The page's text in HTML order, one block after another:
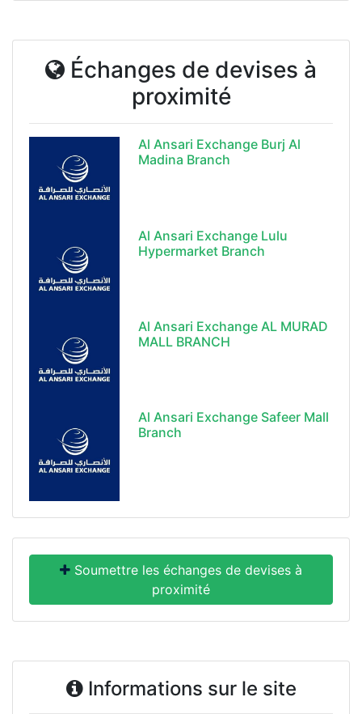
Échanges de devises à
proximité
Al Ansari Exchange Burj Al
Madina Branch
Al Ansari Exchange Lulu
Hypermarket Branch
Al Ansari Exchange AL MURAD
MALL BRANCH
Al Ansari Exchange Safeer Mall
Branch
Soumettre les échanges de devises à
proximité
Informations sur le site